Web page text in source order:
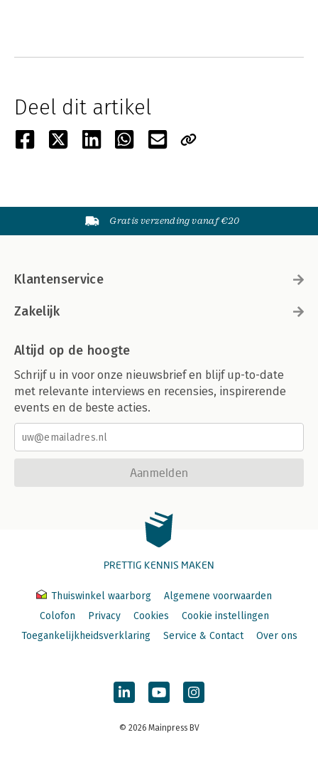
Deel dit artikel
Gratis verzending vanaf €20
Klantenservice
Zakelijk
Altijd op de hoogte
Schrijf u in voor onze nieuwsbrief en blijf up-to-date
met relevante interviews en recensies, inspirerende
events en de beste acties.
Aanmelden
PRETTIG KENNIS MAKEN
Thuiswinkel waarborg
Algemene voorwaarden
Colofon
Privacy Cookies
Cookie instellingen
Toegankelijkheidsverklaring
Service & Contact Over ons
© 2026 Mainpress BV